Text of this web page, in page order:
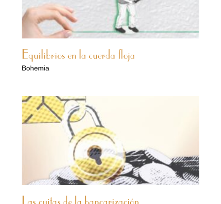
Equilibrios en la cuerda floja
Bohemia